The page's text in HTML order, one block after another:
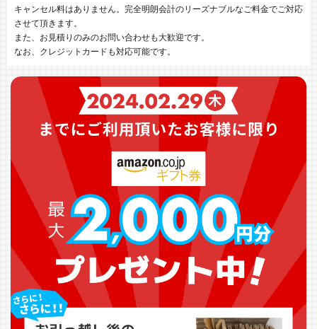
キャンセル料はありません。完全明朗会計のリーズナブルなご料金でご対応
させて頂きます。
また、お見積りのみのお問い合わせも大歓迎です。
なお、クレジットカードも対応可能です。